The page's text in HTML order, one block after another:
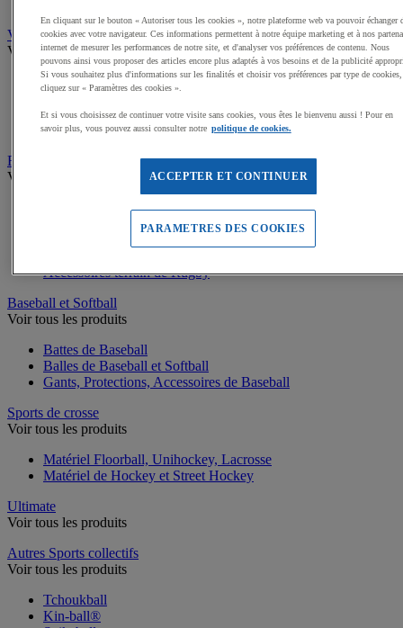
Volleyball
Voir tous les produits
Ballons de Volley
Poteaux, Accessoires terrains de Volley
Filets de Volley
Beach Volley
Rugby
Voir tous les produits
Ballons de Rugby
Poteaux de Rugby, buts de Rugby
Accessoires terrain de Rugby
Baseball et Softball
Voir tous les produits
Battes de Baseball
Balles de Baseball et Softball
Gants, Protections, Accessoires de Baseball
Sports de crosse
Voir tous les produits
Matériel Floorball, Unihockey, Lacrosse
Matériel de Hockey et Street Hockey
Ultimate
Voir tous les produits
Autres Sports collectifs
Voir tous les produits
Tchoukball
Kin-ball®
En cliquant sur le bouton « Autoriser tous les cookies », notre plateforme web va pouvoir échanger
cookies avec votre navigateur. Ces informations permettent à notre équipe marketing et à nos
internet de mesurer les performances de notre site, et d'analyser vos préférences de contenu. Nous
pouvons ainsi vous proposer des articles encore plus adaptés à vos besoins et de la publicité
Si vous souhaitez plus d'informations sur les finalités et choisir vos préférences par type de cookies,
cliquez sur « Paramètres des cookies ».
Et si vous choisissez de continuer votre visite sans cookies, vous êtes le bienvenu aussi ! Pour en
savoir plus, vous pouvez aussi consulter notre politique de cookies.
ACCEPTER ET CONTINUER
PARAMETRES DES COOKIES